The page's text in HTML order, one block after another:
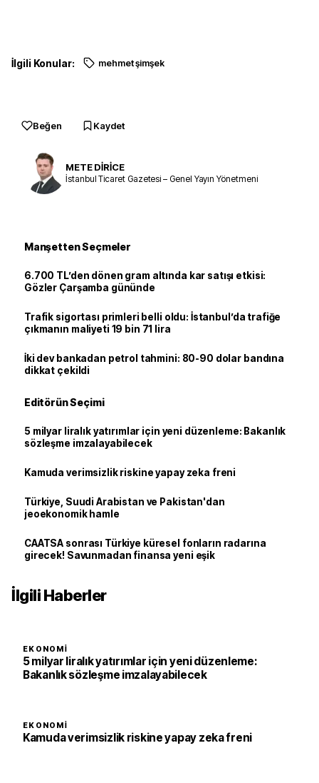
İlgili Konular: mehmet şimşek
Beğen Kaydet
METE DİRİCE
İstanbul Ticaret Gazetesi – Genel Yayın Yönetmeni
Manşetten Seçmeler
6.700 TL’den dönen gram altında kar satışı etkisi:
Gözler Çarşamba gününde
Trafik sigortası primleri belli oldu: İstanbul’da trafiğe
çıkmanın maliyeti 19 bin 71 lira
İki dev bankadan petrol tahmini: 80-90 dolar bandına
dikkat çekildi
Editörün Seçimi
5 milyar liralık yatırımlar için yeni düzenleme: Bakanlık
sözleşme imzalayabilecek
Kamuda verimsizlik riskine yapay zeka freni
Türkiye, Suudi Arabistan ve Pakistan'dan
jeoekonomik hamle
CAATSA sonrası Türkiye küresel fonların radarına
girecek! Savunmadan finansa yeni eşik
İlgili Haberler
EKONOMI
5 milyar liralık yatırımlar için yeni düzenleme:
Bakanlık sözleşme imzalayabilecek
EKONOMI
Kamuda verimsizlik riskine yapay zeka freni